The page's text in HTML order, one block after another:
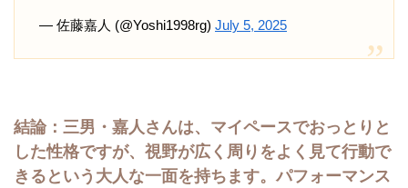
— 佐藤嘉人 (@Yoshi1998rg) July 5, 2025
結論：三男・嘉人さんは、マイペースでおっとりと
した性格ですが、視野が広く周りをよく見て行動で
きるという大人な一面を持ちます。パフォーマンス